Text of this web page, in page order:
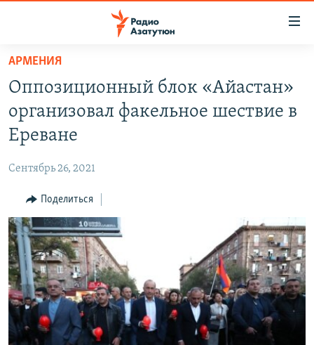
Перейти
основному
содержанию
Перейти
основной
навигации
Перейти
поиску
ПОЛИТИКА
ЭКОНОМИКА
РЕГИОН
НАГОРНЫЙ КАРАБАХ
КУЛЬТУРА
СПОРТ
АРХИВ
Հայերեն
АРМЕНИЯ
Оппозиционный блок «Айастан»
организовал факельное шествие в
Ереване
Сентябрь 26, 2021
Поделиться